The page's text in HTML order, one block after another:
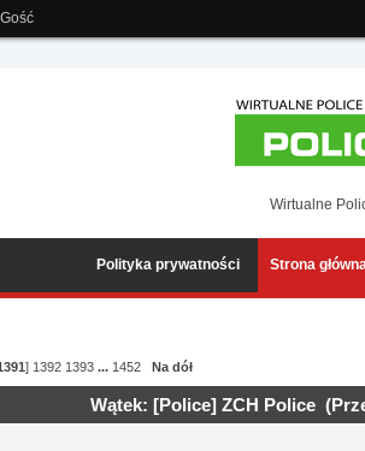
in
Wirtualne
Polityka prywatności Strona
] 1392 1393 ... 1452 Na dół
Wątek: [Police] ZCH Police